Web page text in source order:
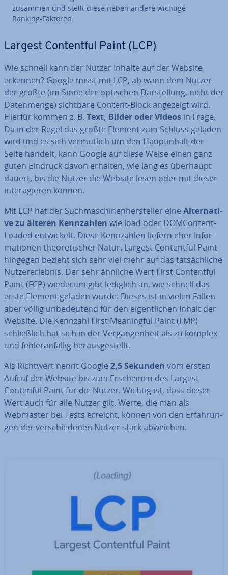
zusammen und stellt diese neben andere wichtige
Ranking-Faktoren.
Largest Con­tentful Paint (LCP)
Wie schnell kann der Nutzer Inhalte auf der Website
erkennen? Google misst mit LCP, ab wann dem Nutzer
der größte (im Sinne der optischen Dar­stel­lung, nicht der
Da­ten­men­ge) sichtbare Content-Block angezeigt wird.
Hierfür kommen z. B. Text, Bilder oder Videos in Frage.
Da in der Regel das größte Element zum Schluss geladen
wird und es sich ver­mut­lich um den Haupt­in­halt der
Seite handelt, kann Google auf diese Weise einen ganz
guten Eindruck davon erhalten, wie lang es überhaupt
dauert, bis die Nutzer die Website lesen oder mit dieser
in­ter­agie­ren können.
Mit LCP hat der Such­ma­schi­nen­her­stel­ler eine Al­ter­na­ti­
ve zu älteren Kenn­zah­len wie load oder DOM­Con­tent­
Loa­ded ent­wi­ckelt. Diese Kenn­zah­len liefern eher In­for­
ma­tio­nen theo­re­ti­scher Natur. Largest Con­tentful Paint
hingegen bezieht sich sehr viel mehr auf das tat­säch­li­che
Nut­zer­er­leb­nis. Der sehr ähnliche Wert First Con­tentful
Paint (FCP) wiederum gibt lediglich an, wie schnell das
erste Element geladen wurde. Dieses ist in vielen Fällen
aber völlig un­be­deu­tend für den ei­gent­li­chen Inhalt der
Website. Die Kennzahl First Meaningful Paint (FMP)
schließ­lich hat sich in der Ver­gan­gen­heit als zu komplex
und feh­ler­an­fäl­lig her­aus­ge­stellt.
Als Richtwert nennt Google 2,5 Sekunden vom ersten
Aufruf der Website bis zum Er­schei­nen des Largest
Contenful Paint für die Nutzer. Wichtig ist, dass dieser
Wert auch für alle Nutzer gilt. Werte, die man als
Webmaster bei Tests erreicht, können von den Er­fah­run­
gen der ver­schie­de­nen Nutzer stark abweichen.